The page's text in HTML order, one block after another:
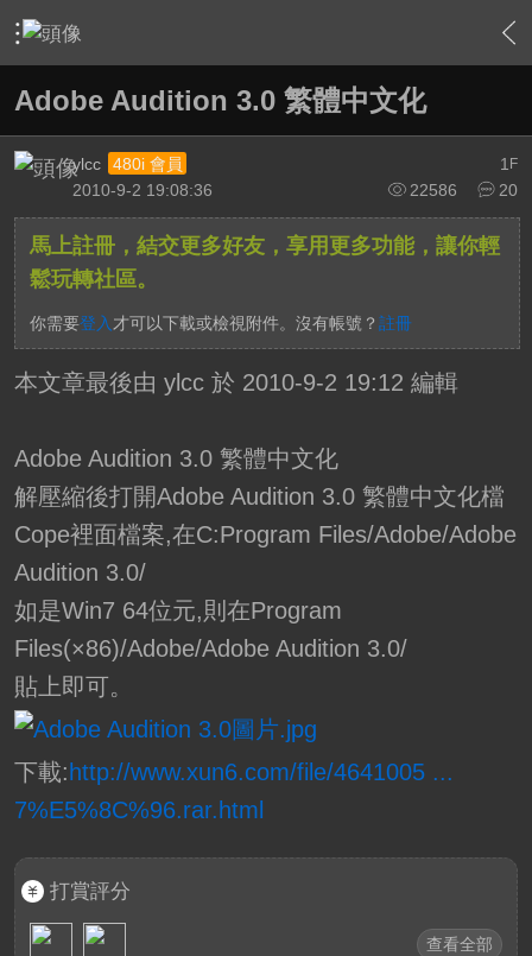
› 影片創作區 › 剪接軟硬體討論區 › Premiere › 內容
Adobe Audition 3.0 繁體中文化
1 F
ylcc
480i 會員
22586
20
2010-9-2 19:08:36
馬上註冊，結交更多好友，享用更多功能，讓你輕
鬆玩轉社區。
你需要登入 才可以下載或檢視附件。沒有帳號？ 註冊
本文章最後由 ylcc 於 2010-9-2 19:12 編輯
Adobe Audition 3.0 繁體中文化
解壓縮後打開Adobe Audition 3.0 繁體中文化檔
Cope裡面檔案,在C:Program Files/Adobe/Adobe
Audition 3.0/
如是Win7 64位元,則在Program
Files(×86)/Adobe/Adobe Audition 3.0/
貼上即可。
下載:http://www.xun6.com/file/4641005 ...
7%E5%8C%96.rar.html
打賞評分
查看全部